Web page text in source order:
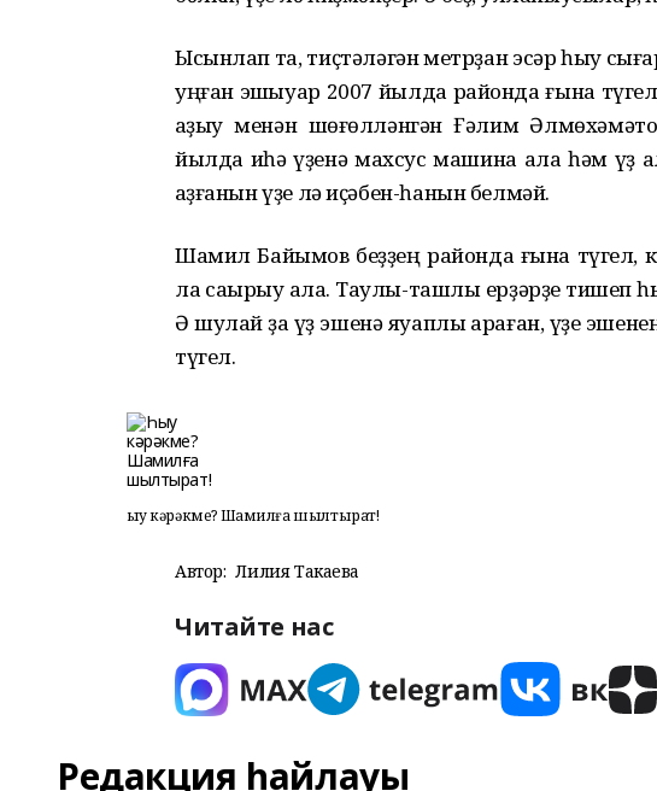
Ысынлап та, тиҫтәләгән метрҙан эсәр һыу
уңған эшҡыуар 2007 йылда районда ғына түгел,
ҡаҙыу менән шөғөлләнгән Ғәлим
йылда иһә үҙенә махсус машина ала һәм үҙ
ҡаҙғанын үҙе лә иҫәбен-һанын белмәй.
Шамил Байымов беҙҙең районда ғына түгел,
ла саҡырыу ала. Таулы-ташлы ерҙәрҙе тишеп
Ә шулай ҙа үҙ эшенә яуаплы ҡараған, үҙе
түгел.
Һыу кәрәкме? Шамилға шылтырат!
Автор: Лилия Такаева
Читайте нас
Редакция һайлауы